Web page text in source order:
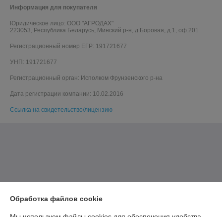
Информация для покупателя
Юридическое лицо: ООО "АГРОДАХ"
223053, Республика Беларусь, Минский р-н, д.Боровая, д.1, оф.201
Регистрационный номер ЕГР: 191721677
УНП: 191721677
Регистрационный орган: Исполком Фрунзенского р-на
Дата регистрации компании: 10.02.2016
Ссылка на свидетельство/лицензию
Обработка файлов cookie